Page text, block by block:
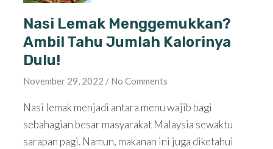
Nasi Lemak Menggemukkan?
Ambil Tahu Jumlah Kalorinya
Dulu!
November 29, 2022 No Comments
Nasi lemak menjadi antara menu wajib bagi
sebahagian besar masyarakat Malaysia sewaktu
sarapan pagi. Namun, makanan ini juga diketahui